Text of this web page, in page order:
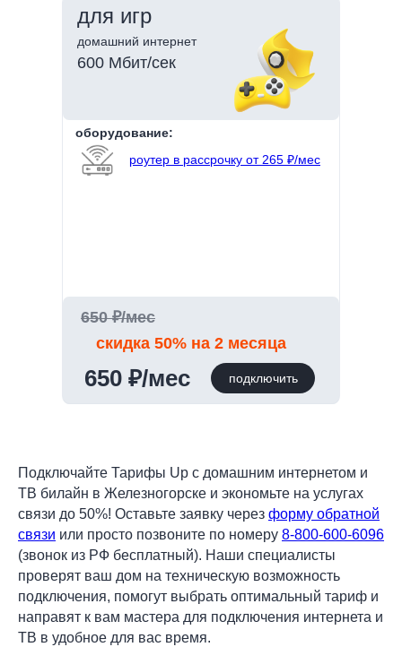
домашний интернет
600 Мбит/сек
650 ₽/мес
650 ₽/мес
скидка 50% на 2 месяца
роутер в рассрочку от 265 ₽/мес
оборудование:
подключить
для игр
Подключайте Тарифы Up с домашним интернетом и
ТВ билайн в Железногорске и экономьте на услугах
связи до 50%! Оставьте заявку через форму обратной
связи или просто позвоните по номеру 8-800-600-6096
(звонок из РФ бесплатный). Наши специалисты
проверят ваш дом на техническую возможность
подключения, помогут выбрать оптимальный тариф и
направят к вам мастера для подключения интернета и
ТВ в удобное для вас время.